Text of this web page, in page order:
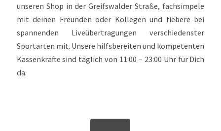
unseren Shop in der Greifswalder Straße, fachsimpele
mit deinen Freunden oder Kollegen und fiebere bei
spannenden Liveübertragungen verschiedenster
Sportarten mit. Unsere hilfsbereiten und kompetenten
Kassenkräfte sind täglich von 11:00 – 23:00 Uhr für Dich
da.